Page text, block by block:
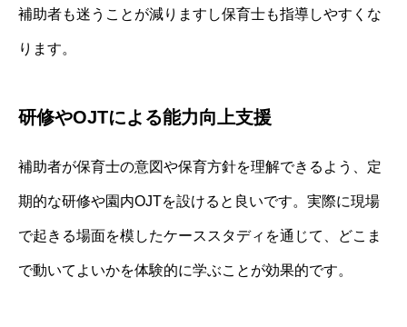
補助者も迷うことが減りますし保育士も指導しやすくな
ります。
研修やOJTによる能力向上支援
補助者が保育士の意図や保育方針を理解できるよう、定
期的な研修や園内OJTを設けると良いです。実際に現場
で起きる場面を模したケーススタディを通じて、どこま
で動いてよいかを体験的に学ぶことが効果的です。